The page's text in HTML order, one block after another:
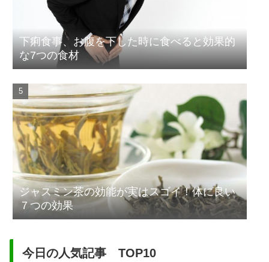
下痢食事、お腹を下した時に食べると効果的
な7つの食材
ジャスミン茶の効能が実はスゴイ！体に良い
７つの効果
今日の人気記事 TOP10